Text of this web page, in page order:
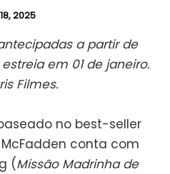
2025
a partir de
em 01 de janeiro.
Filmes.
no best-seller
conta com
(Missão Madrinha de